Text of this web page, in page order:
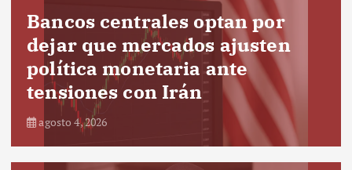
Bancos centrales optan por
dejar que mercados ajusten
política monetaria ante
tensiones con Irán
agosto 4, 2026